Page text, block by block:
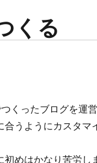
くる
くったブログを運営
合うようにカスタマ
めはかなり苦労し